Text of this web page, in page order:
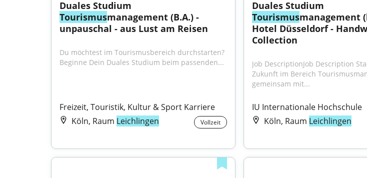
Tourismusmanagement (B.A.) -
unpauschal - aus Lust am Reisen
Du möchtest im Tourismusbereich durchstarten?
Beginne Dein Duales Studium beim passenden...
Freizeit, Touristik, Kultur & Sport Karriere
Köln, Raum Leichlingen Vollzeit
Tourismusmanagement
Hotel Düsseldorf -
Collection
Job DescriptionJob Description
Zukunft im Bereich
gemeinsam mit...
IU Internationale Hochschule
Köln, Raum Leichlingen